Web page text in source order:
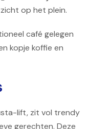
op het plein.
café gelegen
kopje koffie en
lift, zit vol trendy
gerechten. Deze